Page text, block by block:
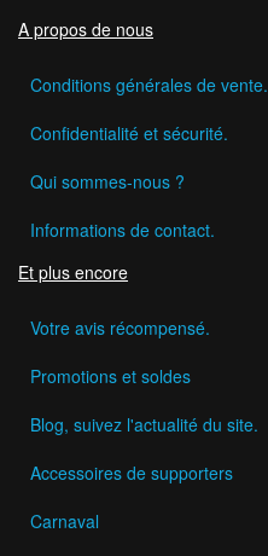
A propos de nous
Conditions générales de vente.
Confidentialité et sécurité.
Qui sommes-nous ?
Informations de contact.
Et plus encore
Votre avis récompensé.
Promotions et soldes
Blog, suivez l'actualité du site.
Accessoires de supporters
Carnaval